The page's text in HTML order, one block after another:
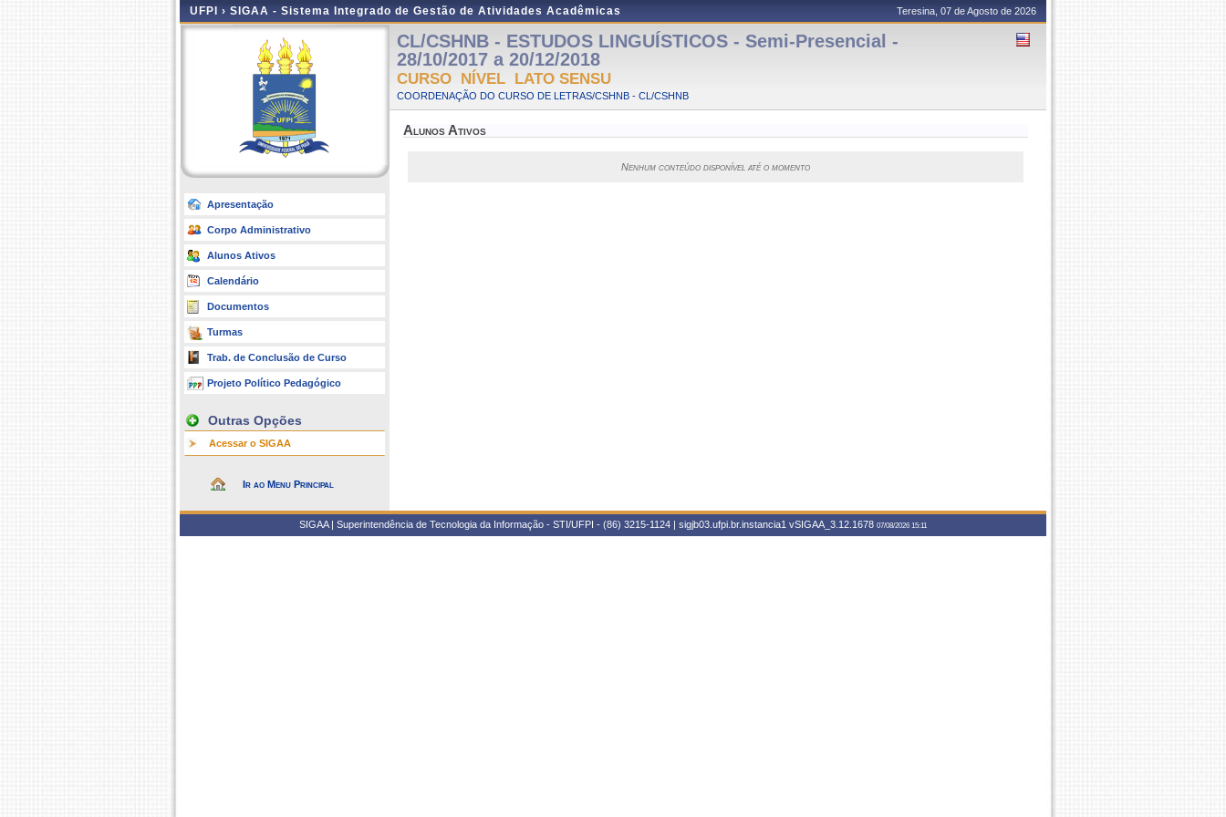
UFPI › SIGAA - Sistema Integrado de Gestão de Atividades Acadêmicas Teresina, 07 de Agosto de 2026
Apresentação
Corpo Administrativo
Alunos Ativos
Calendário
Documentos
Turmas
Trab. de Conclusão de Curso
Projeto Político Pedagógico
Outras Opções
Acessar o SIGAA
Ir ao Menu Principal
CL/CSHNB - ESTUDOS LINGUÍSTICOS - Semi-Presencial -
28/10/2017 a 20/12/2018
CURSO NÍVEL LATO SENSU
COORDENAÇÃO DO CURSO DE LETRAS/CSHNB - CL/CSHNB
Alunos Ativos
Nenhum conteúdo disponível até o momento
SIGAA | Superintendência de Tecnologia da Informação - STI/UFPI - (86) 3215-1124 | sigjb03.ufpi.br.instancia1 vSIGAA_3.12.1678 07/08/2026 15:11